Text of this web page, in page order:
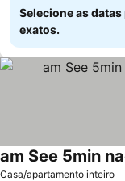
Selecione as
exatos.
Casa/apartamento inteiro